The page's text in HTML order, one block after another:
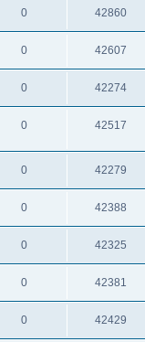
0 42860
0 42607
0 42274
0 42517
0 42279
0 42388
0 42325
0 42381
0 42429